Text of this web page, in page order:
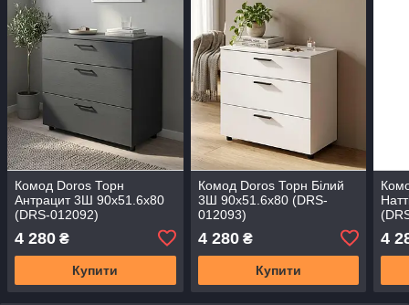
Комод Doros Торн
Антрацит 3Ш 90х51.6х80
(DRS-012092)
4 280 ₴
Купити
Комод Doros Торн Білий
3Ш 90х51.6х80 (DRS-
012093)
4 280₴
Купити
4